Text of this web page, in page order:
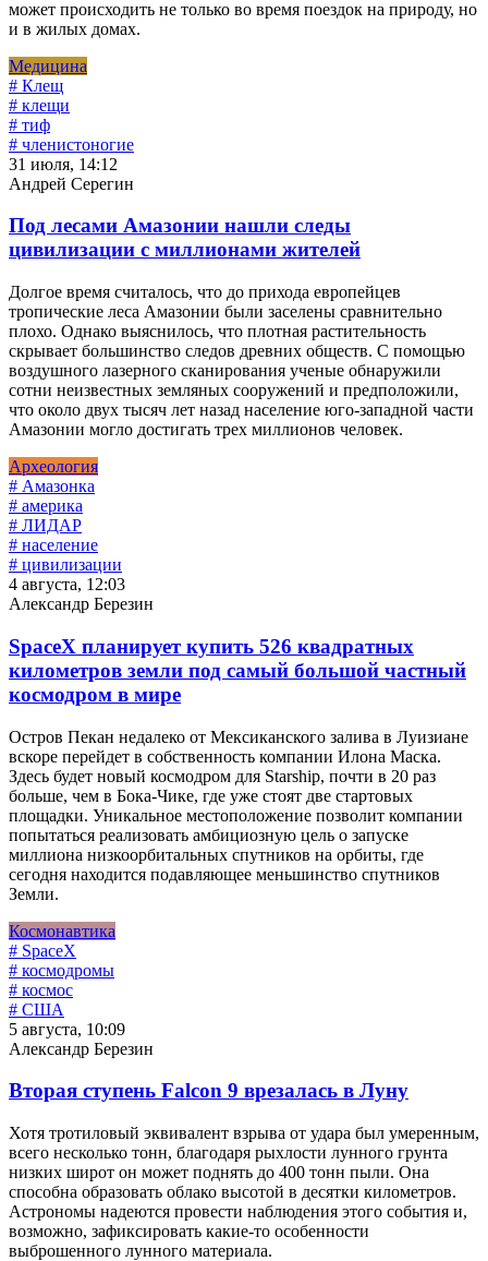
может происходить не только во время поездок на природу, но
и в жилых домах.
Медицина
# Клещ
# клещи
# тиф
# членистоногие
31 июля, 14:12
Андрей Серегин
Под лесами Амазонии нашли следы
цивилизации с миллионами жителей
Долгое время считалось, что до прихода европейцев
тропические леса Амазонии были заселены сравнительно
плохо. Однако выяснилось, что плотная растительность
скрывает большинство следов древних обществ. С помощью
воздушного лазерного сканирования ученые обнаружили
сотни неизвестных земляных сооружений и предположили,
что около двух тысяч лет назад население юго-западной части
Амазонии могло достигать трех миллионов человек.
Археология
# Амазонка
# америка
# ЛИДАР
# население
# цивилизации
4 августа, 12:03
Александр Березин
SpaceX планирует купить 526 квадратных
километров земли под самый большой частный
космодром в мире
Остров Пекан недалеко от Мексиканского залива в Луизиане
вскоре перейдет в собственность компании Илона Маска.
Здесь будет новый космодром для Starship, почти в 20 раз
больше, чем в Бока-Чике, где уже стоят две стартовых
площадки. Уникальное местоположение позволит компании
попытаться реализовать амбициозную цель о запуске
миллиона низкоорбитальных спутников на орбиты, где
сегодня находится подавляющее меньшинство спутников
Земли.
Космонавтика
# SpaceX
# космодромы
# космос
# США
5 августа, 10:09
Александр Березин
Вторая ступень Falcon 9 врезалась в Луну
Хотя тротиловый эквивалент взрыва от удара был умеренным,
всего несколько тонн, благодаря рыхлости лунного грунта
низких широт он может поднять до 400 тонн пыли. Она
способна образовать облако высотой в десятки километров.
Астрономы надеются провести наблюдения этого события и,
возможно, зафиксировать какие-то особенности
выброшенного лунного материала.